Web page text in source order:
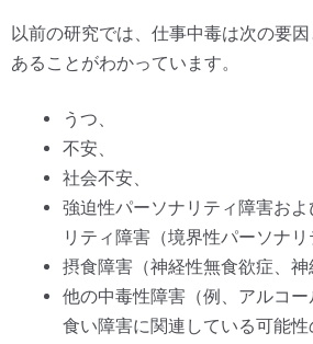
以前の研究では、仕事中毒は次の要
あることがわかっています。
うつ、
不安、
社会不安、
強迫性パーソナリティ障害お
リティ障害（境界性パーソナリ
摂食障害（神経性無食欲症、神
他の中毒性障害（例、アルコ
食い障害に関連している可能